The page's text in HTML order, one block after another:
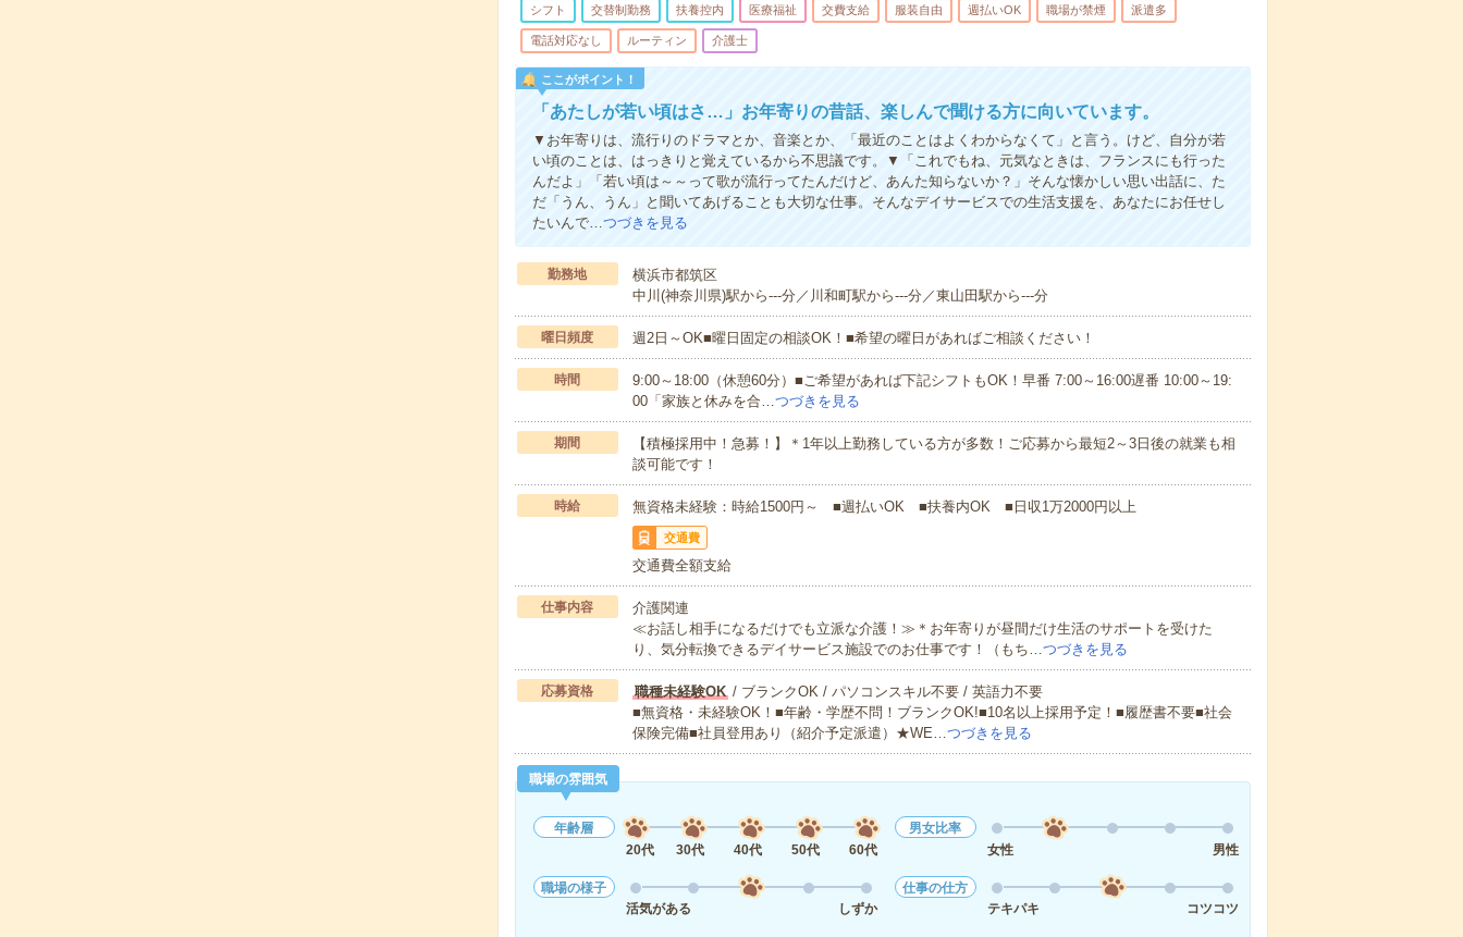
シフト 交替制勤務 扶養控内 医療福祉 交費支給 服装自由 週払いOK 職場が禁煙 派遣多
電話対応なし ルーティン 介護士
ここがポイント！
「あたしが若い頃はさ…」お年寄りの昔話、楽しんで聞ける方に向いています。
▼お年寄りは、流行りのドラマとか、音楽とか、「最近のことはよくわからなくて」と言う。けど、自分が若
い頃のことは、はっきりと覚えているから不思議です。▼「これでもね、元気なときは、フランスにも行った
んだよ」「若い頃は～～って歌が流行ってたんだけど、あんた知らないか？」そんな懐かしい思い出話に、た
だ「うん、うん」と聞いてあげることも大切な仕事。そんなデイサービスでの生活支援を、あなたにお任せし
たいんで…つづきを見る
勤務地
横浜市都筑区
中川(神奈川県)駅から---分／川和町駅から---分／東山田駅から---分
曜日頻度 週2日～OK■曜日固定の相談OK！■希望の曜日があればご相談ください！
時間
9:00～18:00（休憩60分）■ご希望があれば下記シフトもOK！早番 7:00～16:00遅番 10:00～19:
00「家族と休みを合…つづきを見る
期間
【積極採用中！急募！】＊1年以上勤務している方が多数！ご応募から最短2～3日後の就業も相
談可能です！
時給 無資格未経験：時給1500円～ ■週払いOK ■扶養内OK ■日収1万2000円以上
交通費
交通費全額支給
仕事内容
介護関連
≪お話し相手になるだけでも立派な介護！≫＊お年寄りが昼間だけ生活のサポートを受けた
り、気分転換できるデイサービス施設でのお仕事です！（もち…つづきを見る
応募資格 職種未経験OK/ ブランクOK / パソコンスキル不要 / 英語力不要
■無資格・未経験OK！■年齢・学歴不問！ブランクOK!■10名以上採用予定！■履歴書不要■社会
保険完備■社員登用あり（紹介予定派遣）★WE…つづきを見る
職場の雰囲気
年齢層
20代
30代 40代 50代 60代
男女比率
女性
男性
職場の様子
活気がある
しずか
仕事の仕方
テキパキ
コツコツ